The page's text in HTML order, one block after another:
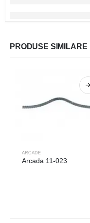
PRODUSE SIMILARE
ARCADE
Arcada 11-023